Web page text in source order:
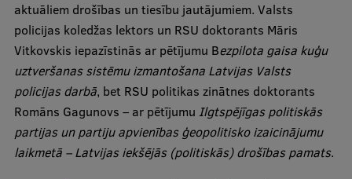
Studiju norises vietas
Fakultātes
Mūsu cilvēki
Stratēģija
Struktūra
aktuāliem drošības un tiesību jautājumiem. Valsts
policijas koledžas lektors un RSU doktorants Māris
Vitkovskis iepazīstinās ar pētījumu Bezpilota gaisa kuģu
uztveršanas sistēmu izmantošana Latvijas Valsts
policijas darbā, bet RSU politikas zinātnes doktorants
Romāns Gagunovs – ar pētījumu Ilgtspējīgas politiskās
partijas un partiju apvienības ģeopolitisko izaicinājumu
laikmetā – Latvijas iekšējās (politiskās) drošības pamats.